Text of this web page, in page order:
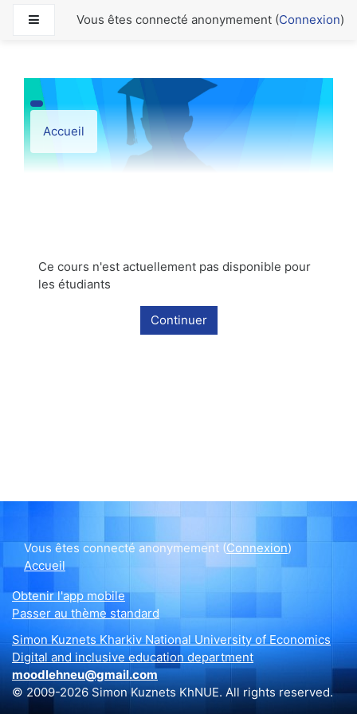
Panneau latéral
Vous êtes connecté anonymement (Connexion)
Accueil
Ce cours n'est actuellement pas disponible pour
les étudiants
Continuer
Vous êtes connecté anonymement (Connexion)
Accueil
Obtenir l'app mobile
Passer au thème standard
Simon Kuznets Kharkiv National University of Economics
Digital and inclusive education department
moodlehneu@gmail.com
© 2009-2026 Simon Kuznets KhNUE. All rights reserved.